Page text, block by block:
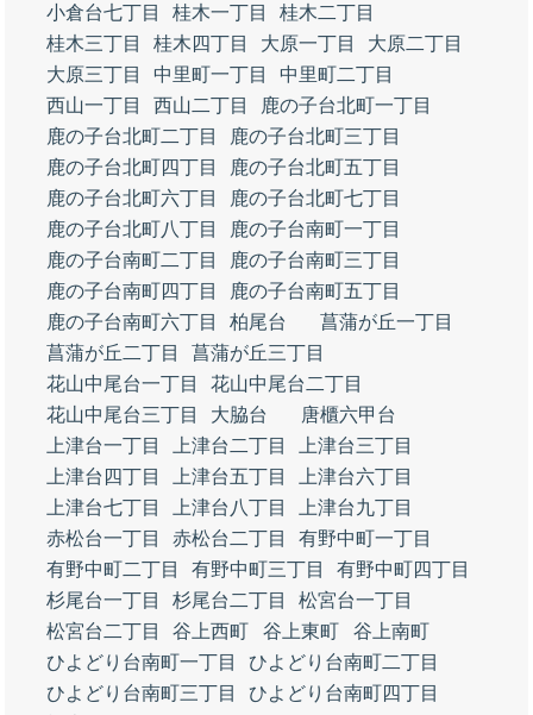
小倉台七丁目
桂木一丁目
桂木二丁目
桂木三丁目
桂木四丁目 大原一丁目
大原二丁目
大原三丁目
中里町一丁目
中里町二丁目
西山一丁目
西山二丁目
鹿の子台北町一丁目
鹿の子台北町二丁目
鹿の子台北町三丁目
鹿の子台北町四丁目
鹿の子台北町五丁目
鹿の子台北町六丁目
鹿の子台北町七丁目
鹿の子台北町八丁目
鹿の子台南町一丁目
鹿の子台南町二丁目
鹿の子台南町三丁目
鹿の子台南町四丁目
鹿の子台南町五丁目
鹿の子台南町六丁目
柏尾台
菖蒲が丘一丁目
菖蒲が丘二丁目
菖蒲が丘三丁目
花山中尾台一丁目
花山中尾台二丁目
花山中尾台三丁目
大脇台
唐櫃六甲台
上津台一丁目
上津台二丁目
上津台三丁目
上津台四丁目
上津台五丁目
上津台六丁目
上津台七丁目
上津台八丁目
上津台九丁目
赤松台一丁目
赤松台二丁目
有野中町一丁目
有野中町二丁目
有野中町三丁目
有野中町四丁目
杉尾台一丁目
杉尾台二丁目
松宮台一丁目
松宮台二丁目
谷上西町 谷上東町
谷上南町
ひよどり台南町一丁目
ひよどり台南町二丁目
ひよどり台南町三丁目
ひよどり台南町四丁目